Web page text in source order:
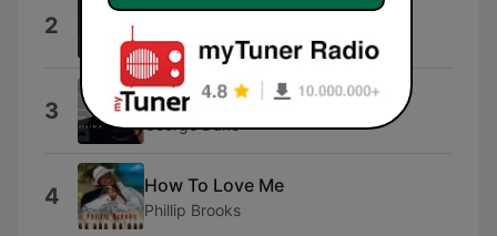
2 Flutation
Dwayne Kerr
3 T-Jam
George Duke
4 How To Love Me
Phillip Brooks